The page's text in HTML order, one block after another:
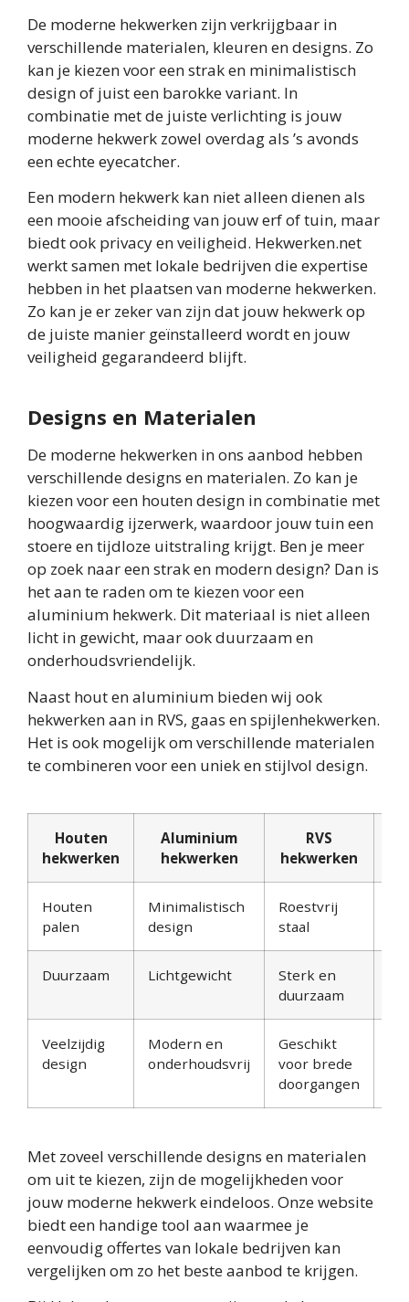
De moderne hekwerken zijn verkrijgbaar in
verschillende materialen, kleuren en designs. Zo
kan je kiezen voor een strak en minimalistisch
design of juist een barokke variant. In
combinatie met de juiste verlichting is jouw
moderne hekwerk zowel overdag als ’s avonds
een echte eyecatcher.
Een modern hekwerk kan niet alleen dienen als
een mooie afscheiding van jouw erf of tuin, maar
biedt ook privacy en veiligheid. Hekwerken.net
werkt samen met lokale bedrijven die expertise
hebben in het plaatsen van moderne hekwerken.
Zo kan je er zeker van zijn dat jouw hekwerk op
de juiste manier geïnstalleerd wordt en jouw
veiligheid gegarandeerd blijft.
Designs en Materialen
De moderne hekwerken in ons aanbod hebben
verschillende designs en materialen. Zo kan je
kiezen voor een houten design in combinatie met
hoogwaardig ijzerwerk, waardoor jouw tuin een
stoere en tijdloze uitstraling krijgt. Ben je meer
op zoek naar een strak en modern design? Dan is
het aan te raden om te kiezen voor een
aluminium hekwerk. Dit materiaal is niet alleen
licht in gewicht, maar ook duurzaam en
onderhoudsvriendelijk.
Naast hout en aluminium bieden wij ook
hekwerken aan in RVS, gaas en spijlenhekwerken.
Het is ook mogelijk om verschillende materialen
te combineren voor een uniek en stijlvol design.
Houten
hekwerken
Aluminium
hekwerken
RVS
hekwerken
Houten
palen
Minimalistisch
design
Roestvrij
staal
Duurzaam Lichtgewicht
Sterk en
duurzaam
Veelzijdig
design
Modern en
onderhoudsvrij
Geschikt
voor brede
doorgangen
Met zoveel verschillende designs en materialen
om uit te kiezen, zijn de mogelijkheden voor
jouw moderne hekwerk eindeloos. Onze website
biedt een handige tool aan waarmee je
eenvoudig offertes van lokale bedrijven kan
vergelijken om zo het beste aanbod te krijgen.